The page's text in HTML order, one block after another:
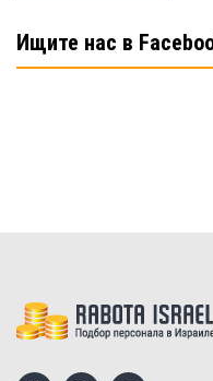
Ищите нас в